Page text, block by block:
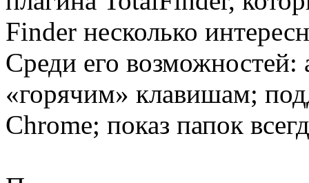
Finder несколько
Среди его
«горячим» клавишам;
Chrome; показ папок